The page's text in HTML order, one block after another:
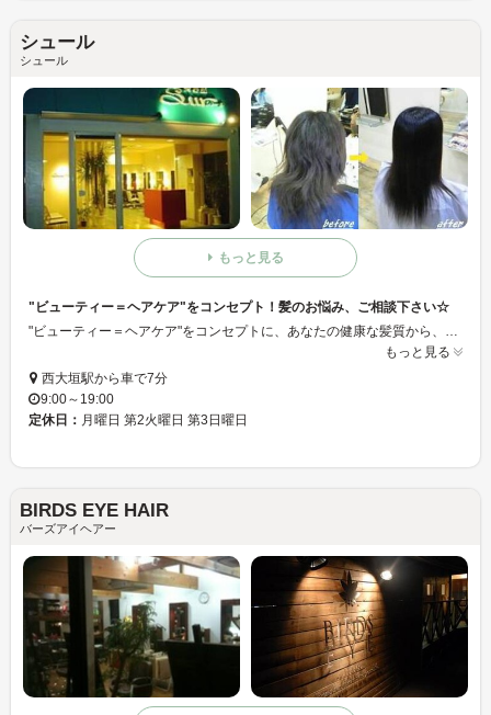
シュール
シュール
もっと見る
"ビューティー＝ヘアケア"をコンセプト！髪のお悩み、ご相談下さい☆
"ビューティー＝ヘアケア"をコンセプトに、あなたの健康な髪質から、あなたに合ったカラー・トリートメントを、ご提供します☆髪のお悩み、お気軽にご相談下さい♪
もっと見る
西大垣駅から車で7分
9:00～19:00
定休日： 月曜日 第2火曜日 第3日曜日
BIRDS EYE HAIR
バーズアイヘアー